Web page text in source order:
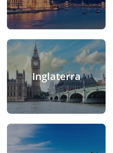
Inglaterra